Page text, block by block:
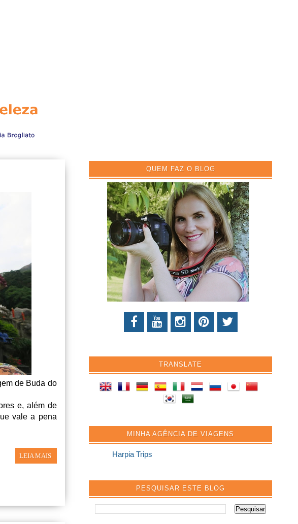
de Buda do
e, além de
vale a pena
LEIA MAIS
QUEM FAZ O BLOG
TRANSLATE
MINHA AGÊNCIA DE VIAGENS
Harpia Trips
PESQUISAR ESTE BLOG